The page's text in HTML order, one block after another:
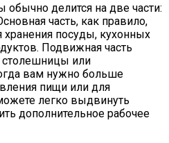
делится на две части:
часть, как правило,
посуды, кухонных
Подвижная часть
или
вам нужно больше
пищи или для
легко выдвинуть
дополнительное рабочее